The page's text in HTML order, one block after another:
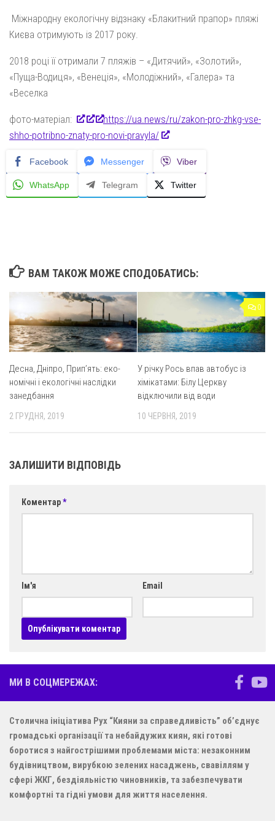
Міжнародну екологічну відзнаку «Блакитний прапор» пляжі
Києва отримують із 2017 року.
2018 році її отримали 7 пляжів – «Дитячий», «Золотий»,
«Пуща-Водиця», «Венеція», «Молодіжний», «Галера» та
«Веселка
фото-матеріал:
https://ua.news/ru/zakon-pro-zhkg-vse-
shho-potribno-znaty-pro-novi-pravyla/
Facebook Messenger Viber
WhatsApp Telegram Twitter
ВАМ ТАКОЖ МОЖЕ СПОДОБАТИСЬ:
Де­сна, Дні­про, При­п’ять: еко­
но­мі­чні і еко­ло­гі­чні на­слід­ки
за­не­дба­н­ня
2 ГРУДНЯ, 2019
0
У річку Рось впав автобус із
хімікатами: Білу Церкву
відключили від води
10 ЧЕРВНЯ, 2019
ЗАЛИШИТИ ВІДПОВІДЬ
Коментар*
Ім'я Email
МИ В СОЦМЕРЕЖАХ:
Столична ініціатива Рух “Кияни за справедливість” об’єднує
громадські організації та небайдужих киян, які готові
боротися з найгострішими проблемами міста: незаконним
будівництвом, вирубкою зелених насаджень, свавіллям у
сфері ЖКГ, бездіяльністю чиновників, та забезпечувати
комфортні та гідні умови для життя населення.